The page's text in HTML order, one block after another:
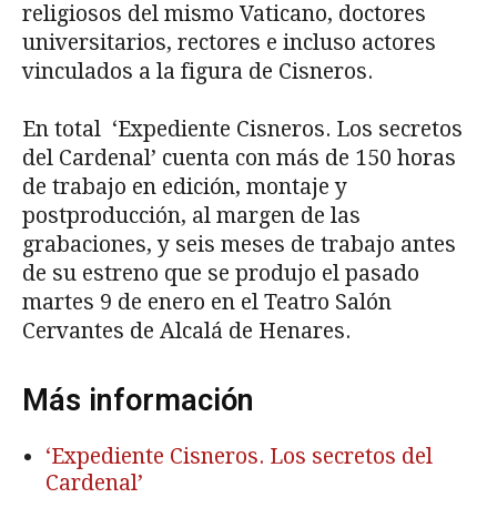
religiosos del mismo Vaticano, doctores
universitarios, rectores e incluso actores
vinculados a la figura de Cisneros.
En total ‘Expediente Cisneros. Los secretos
del Cardenal’ cuenta con más de 150 horas
de trabajo en edición, montaje y
postproducción, al margen de las
grabaciones, y seis meses de trabajo antes
de su estreno que se produjo el pasado
martes 9 de enero en el Teatro Salón
Cervantes de Alcalá de Henares.
Más información
‘Expediente Cisneros. Los secretos del
Cardenal’